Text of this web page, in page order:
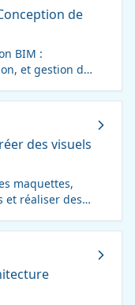
de
BIM :
et gestion de
des visuels
maquettes,
et réaliser des